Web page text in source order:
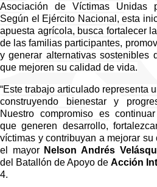
Asociación de Víctimas Unidas
Según el Ejército Nacional, esta
apuesta agrícola, busca fortalecer
de las familias participantes,
y generar alternativas sostenibles
que mejoren su calidad de vida.
“Este trabajo articulado representa
construyendo bienestar y
Nuestro compromiso es
que generen desarrollo,
víctimas y contribuyan a mejorar su
el mayor Nelson Andrés
del Batallón de Apoyo de Acción
4.